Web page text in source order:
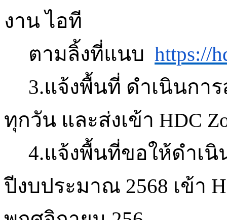
งาน ไอที
ตามลิ้งที่แนบ https://
3.แจ้งพื้นที่ ดำเนินการ
ทุกวัน และส่งเข้า HDC
4.แจ้งพื้นที่ขอให้ดำเ
ปีงบประมาณ 2568 เข้า